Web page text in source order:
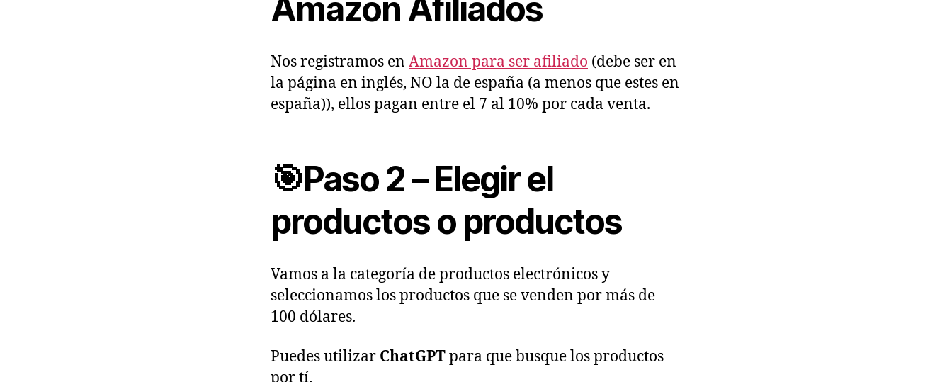
Amazon Afiliados
Nos registramos en Amazon para ser afiliado (debe ser en
la página en inglés, NO la de españa (a menos que estes en
españa)), ellos pagan entre el 7 al 10% por cada venta.
🎯Paso 2 – Elegir el
productos o productos
Vamos a la categoría de productos electrónicos y
seleccionamos los productos que se venden por más de
100 dólares.
Puedes utilizar ChatGPTpara que busque los productos
por tí.